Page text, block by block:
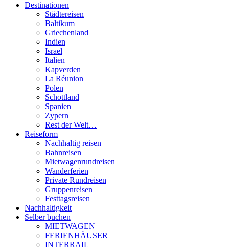
Destinationen
Städtereisen
Baltikum
Griechenland
Indien
Israel
Italien
Kapverden
La Réunion
Polen
Schottland
Spanien
Zypern
Rest der Welt…
Reiseform
Nachhaltig reisen
Bahnreisen
Mietwagenrundreisen
Wanderferien
Private Rundreisen
Gruppenreisen
Festtagsreisen
Nachhaltigkeit
Selber buchen
MIETWAGEN
FERIENHÄUSER
INTERRAIL